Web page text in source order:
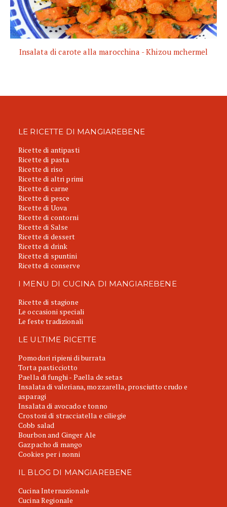
Insalata di carote alla marocchina - Khizou mchermel
LE RICETTE DI MANGIAREBENE
Ricette di antipasti
Ricette di pasta
Ricette di riso
Ricette di altri primi
Ricette di carne
Ricette di pesce
Ricette di Uova
Ricette di contorni
Ricette di Salse
Ricette di dessert
Ricette di drink
Ricette di spuntini
Ricette di conserve
I MENU DI CUCINA DI MANGIAREBENE
Ricette di stagione
Le occasioni speciali
Le feste tradizionali
LE ULTIME RICETTE
Pomodori ripieni di burrata
Torta pasticciotto
Paella di funghi - Paella de setas
Insalata di valeriana, mozzarella, prosciutto crudo e
asparagi
Insalata di avocado e tonno
Crostoni di stracciatella e ciliegie
Cobb salad
Bourbon and Ginger Ale
Gazpacho di mango
Cookies per i nonni
IL BLOG DI MANGIAREBENE
Cucina Internazionale
Cucina Regionale